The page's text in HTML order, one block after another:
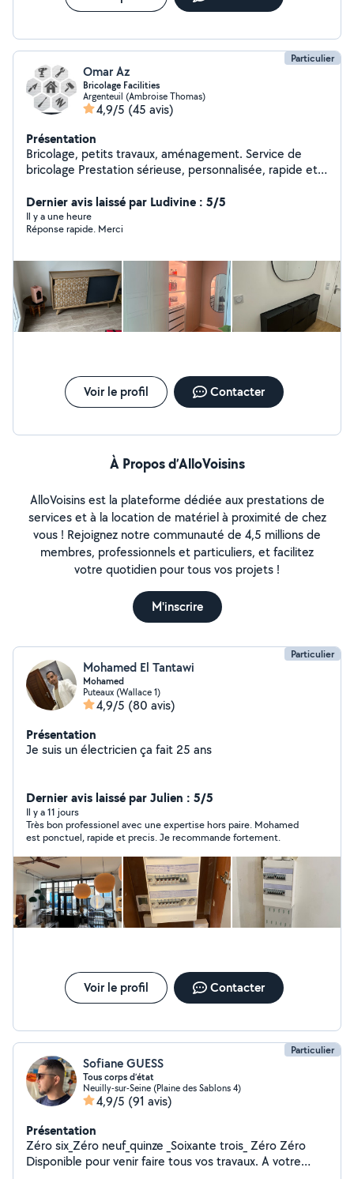
Particulier
Omar Az
Bricolage Facilities
Argenteuil (Ambroise Thomas)
4,9/5 (45 avis)
Présentation
Bricolage, petits travaux, aménagement. Service de
bricolage Prestation sérieuse, personnalisée, rapide et
que: Electricité, peinture, nettoyage,
montage/démontage, fixation, réparation, jardinage,
débitage de bois et bien d'autres... Etude de projet &
Intérieur/extérieur N'hésitez pas à me contacter pour
discuter du service souhaité
Dernier avis laissé par Ludivine : 5/5
Il y a une heure
Réponse rapide. Merci
Voir le profil Contacter
À Propos d’AlloVoisins
AlloVoisins est la plateforme dédiée aux prestations de
services et à la location de matériel à proximité de chez
vous ! Rejoignez notre communauté de 4,5 millions de
membres, professionnels et particuliers, et facilitez
votre quotidien pour tous vos projets !
M'inscrire
Particulier
Mohamed El Tantawi
Mohamed
Puteaux (Wallace 1)
4,9/5 (80 avis)
Présentation
Je suis un électricien ça fait 25 ans
Dernier avis laissé par Julien : 5/5
Il y a 11 jours
Très bon professionel avec une expertise hors paire. Mohamed
est ponctuel, rapide et precis. Je recommande fortement.
Voir le profil Contacter
Particulier
Sofiane GUESS
Tous corps d’état
Neuilly-sur-Seine (Plaine des Sablons 4)
4,9/5 (91 avis)
Présentation
Zéro six_Zéro neuf_quinze _Soixante trois_ Zéro Zéro
Disponible pour venir faire tous vos travaux. A votre